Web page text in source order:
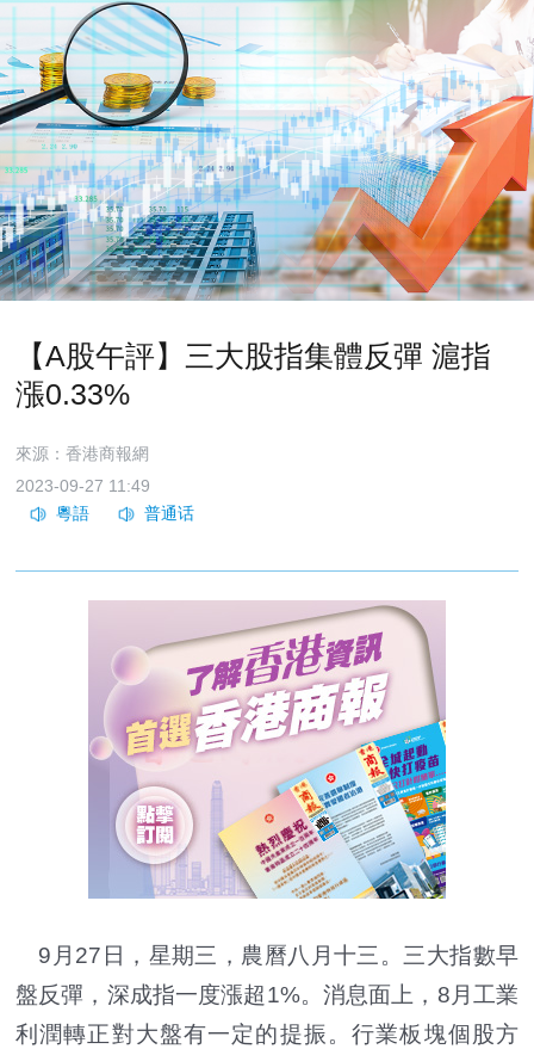
【A股午評】三大股指集體反彈 滬指
漲0.33%
來源：香港商報網
2023-09-27 11:49
9月27日，星期三，農曆八月十三。三大指數早
盤反彈，深成指一度漲超1%。消息面上，8月工業
利潤轉正對大盤有一定的提振。行業板塊個股方